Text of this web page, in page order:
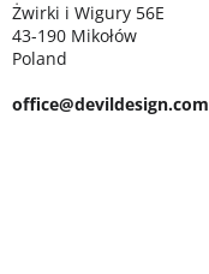
Żwirki i Wigury 56E
43-190 Mikołów
Poland
office@devildesign.com